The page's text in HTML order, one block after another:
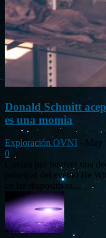
Donald Schmitt
es una momia
Exploración OVNI - May
0
Circula por internet una
principal del evento Be
en las diapositivas...